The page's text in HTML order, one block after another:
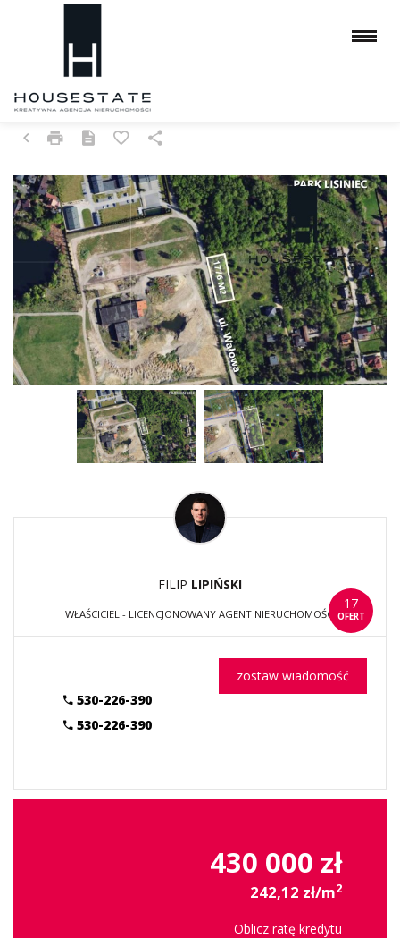
CZĘSTOCHOWA, LISINIEC, WAŁOWA
17
OFERT
FILIP LIPIŃSKI
WŁAŚCICIEL - LICENCJONOWANY AGENT NIERUCHOMOŚCI
530-226-390
530-226-390
zostaw wiadomość
430 000 zł
242,12 zł/m2
Oblicz ratę kredytu